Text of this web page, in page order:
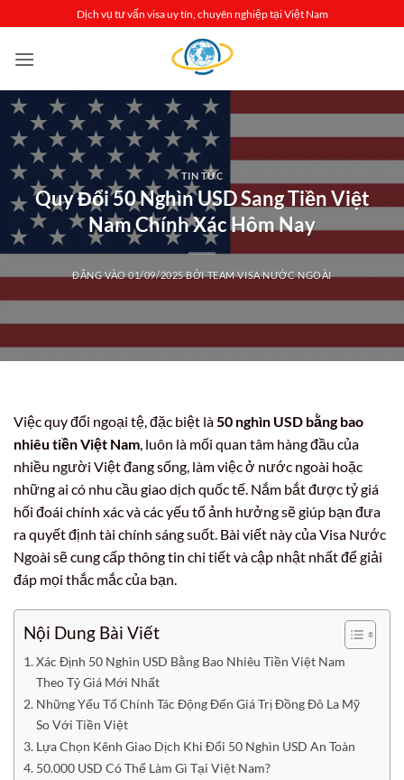
qua
nội
Dịch vụ tư vấn visa uy tín, chuyên nghiệp tại Việt Nam
TIN TỨC
Quy Đổi 50 Nghìn USD Sang Tiền Việt
Nam Chính Xác Hôm Nay
ĐĂNG VÀO01/09/2025BỞITEAM VISA NƯỚC NGOÀI
Việc quy đổi ngoại tệ, đặc biệt là50 nghìn USD bằng bao
nhiêu tiền Việt Nam, luôn là mối quan tâm hàng đầu của
nhiều người Việt đang sống, làm việc ở nước ngoài hoặc
những ai có nhu cầu giao dịch quốc tế. Nắm bắt được tỷ giá
hối đoái chính xác và các yếu tố ảnh hưởng sẽ giúp bạn đưa
ra quyết định tài chính sáng suốt. Bài viết này của Visa Nước
Ngoài sẽ cung cấp thông tin chi tiết và cập nhật nhất để giải
đáp mọi thắc mắc của bạn.
Nội Dung Bài Viết
Xác Định 50 Nghìn USD Bằng Bao Nhiêu Tiền Việt Nam
Theo Tỷ Giá Mới Nhất
Những Yếu Tố Chính Tác Động Đến Giá Trị Đồng Đô La Mỹ
So Với Tiền Việt
Lựa Chọn Kênh Giao Dịch Khi Đổi 50 Nghìn USD An Toàn
50.000 USD Có Thể Làm Gì Tại Việt Nam?